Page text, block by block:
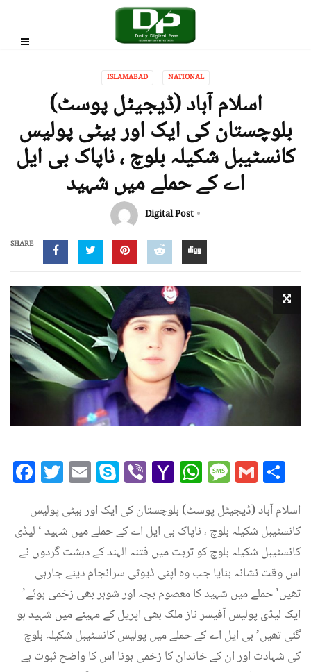
ISLAMABAD NATIONAL
اسلام آباد (ڈیجیٹل پوسٹ)
بلوچستان کی ایک اور بیٹی پولیس
کانسٹیبل شکیلہ بلوچ ، ناپاک بی ایل
اے کے حملے میں شہید
Digital Post
SHARE
Facebook
Twitter
EmailSkype
ViberYahoo
Mail
اسلام آباد (ڈیجیٹل پوسٹ) بلوچستان کی ایک اور بیٹی پولیس
کانسٹیبل شکیلہ بلوچ ، ناپاک بی ایل اے کے حملے میں شہید ‘ لیڈی
کانسٹیبل شکیلہ بلوچ کو تربت میں فتنہ الہند کے دہشت گردوں نے
اس وقت نشانہ بنایا جب وہ اپنی ڈیوٹی سرانجام دینے جارہی
تھیں’ حملے میں شہید کا معصوم بچہ اور شوہر بھی زخمی ہوئے’
ایک لیڈی پولیس آفیسر ناز ملک بھی اپریل کے مہینے میں شہید ہو
گئی تھیں’ بی ایل اے کے حملے میں پولیس کانسٹیبل شکیلہ بلوچ
کی شہادت اور ان کے خاندان کا زخمی ہونا اس کا واضح ثبوت ہے